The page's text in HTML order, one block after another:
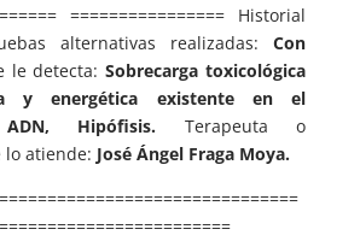
================ Historial
alternativas realizadas:Con
le detecta:Sobrecarga toxicológica
y energética existente en el
ADN, Hipófisis. Terapeuta o
lo atiende: José Ángel Fraga Moya.